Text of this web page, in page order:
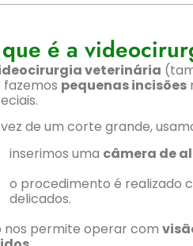
é a
veterinária
fazemos pequenas incisões
vez de um corte grande,
inserimos uma câmera de
o procedimento é realizado
delicados.
nos permite operar com